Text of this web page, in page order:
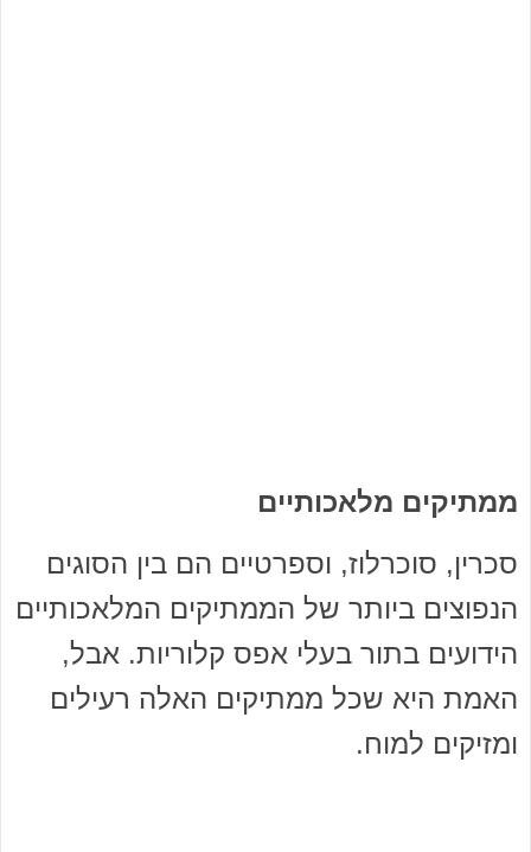
ממתיקים מלאכותיים
סכרין, סוכרלוז, וספרטיים הם בין הסוגים
הנפוצים ביותר של הממתיקים המלאכותיים
הידועים בתור בעלי אפס קלוריות. אבל,
האמת היא שכל ממתיקים האלה רעילים
ומזיקים למוח.